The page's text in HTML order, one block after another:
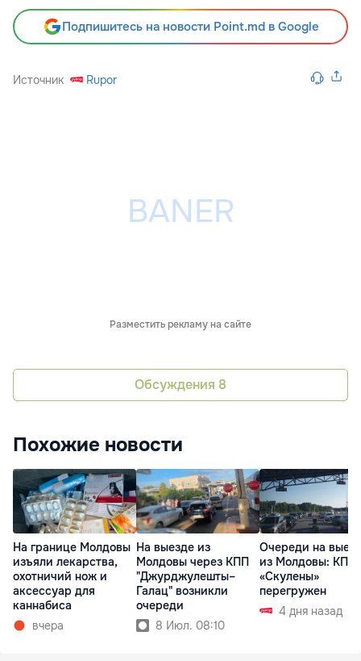
Подпишитесь на новости Point.md в Google
Источник Rupor
Разместить рекламу на сайте
Обсуждения 8
Похожие новости
На границе Молдовы
изъяли лекарства,
охотничий нож и
аксессуар для
каннабиса
вчера
На выезде из
Молдовы через КПП
"Джурджулешты–
Галац" возникли
очереди
8 Июл. 08:10
Очереди на
из Молдовы: КПП
«Скулены»
перегружен
4 дня назад